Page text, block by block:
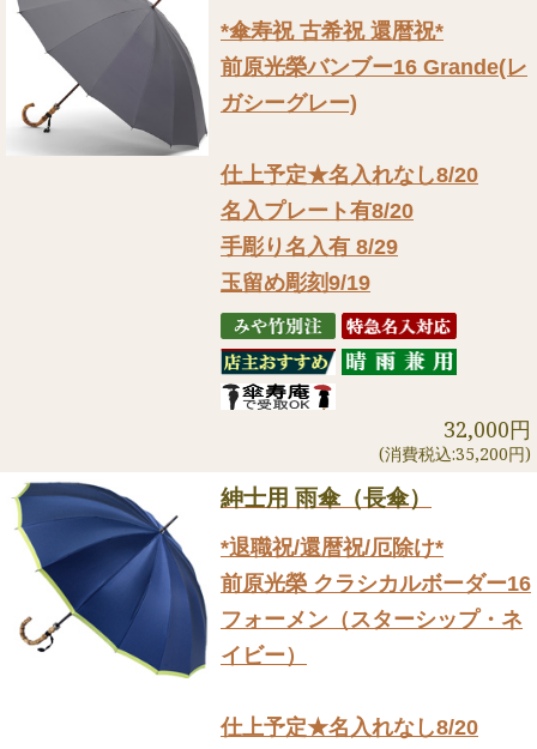
*傘寿祝 古希祝 還暦祝*
前原光榮バンブー16 Grande(レ
ガシーグレー)
仕上予定★名入れなし8/20
名入プレート有8/20
手彫り名入有 8/29
玉留め彫刻9/19
32,000円
(消費税込:35,200円)
紳士用 雨傘（長傘）
*退職祝/還暦祝/厄除け*
前原光榮 クラシカルボーダー16
フォーメン（スターシップ・ネ
イビー）
仕上予定★名入れなし8/20